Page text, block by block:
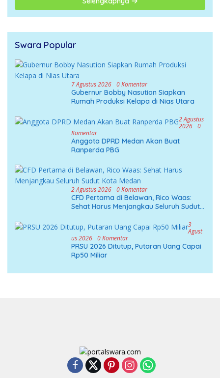
Swara Popular
7 Agustus 2026 0 Komentar
Gubernur Bobby Nasution Siapkan
Rumah Produksi Kelapa di Nias Utara
2 Agustus
2026 0
Komentar
Anggota DPRD Medan Akan Buat
Ranperda PBG
2 Agustus 2026 0 Komentar
CFD Pertama di Belawan, Rico Waas:
Sehat Harus Menjangkau Seluruh Sudut
3
Agust
Us 2026 0 Komentar
PRSU 2026 Ditutup, Putaran Uang Capai
Rp50 Miliar